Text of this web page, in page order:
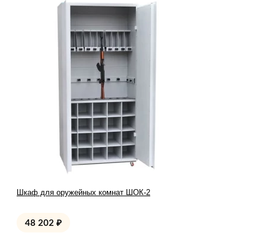
Шкаф для оружейных комнат ШОК-2
48 202 ₽